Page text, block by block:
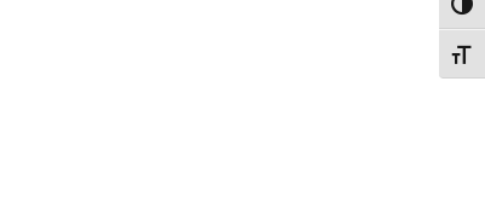
הפעל/כבה ניגודיות גבוהה
מתג גודל גופן